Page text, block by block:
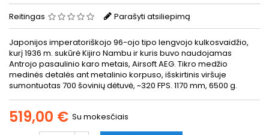
Reitingas Parašyti atsiliepimą
Japonijos imperatoriškojo 96-ojo tipo lengvojo kulkosvaidžio,
kurį 1936 m. sukūrė Kijiro Nambu ir kuris buvo naudojamas
Antrojo pasaulinio karo metais, Airsoft AEG. Tikro medžio
medinės detalės ant metalinio korpuso, išskirtinis viršuje
sumontuotas 700 šovinių dėtuvė, ~320 FPS. 1170 mm, 6500 g.
519,00 € Su mokesčiais